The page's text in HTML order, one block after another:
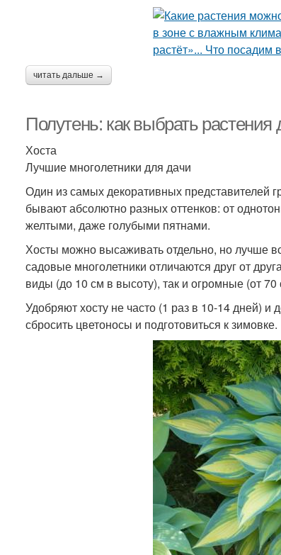
читать дальше →
Полутень: как выбрать растения
Хоста
Лучшие многолетники для дачи
Один из самых декоративных представителей
бывают абсолютно разных оттенков: от
желтыми, даже голубыми пятнами.
Хосты можно высаживать отдельно, но лучше
садовые многолетники отличаются друг от
виды (до 10 см в высоту), так и огромные (от 70
Удобряют хосту не часто (1 раз в 10-14 дней)
сбросить цветоносы и подготовиться к зимовке.